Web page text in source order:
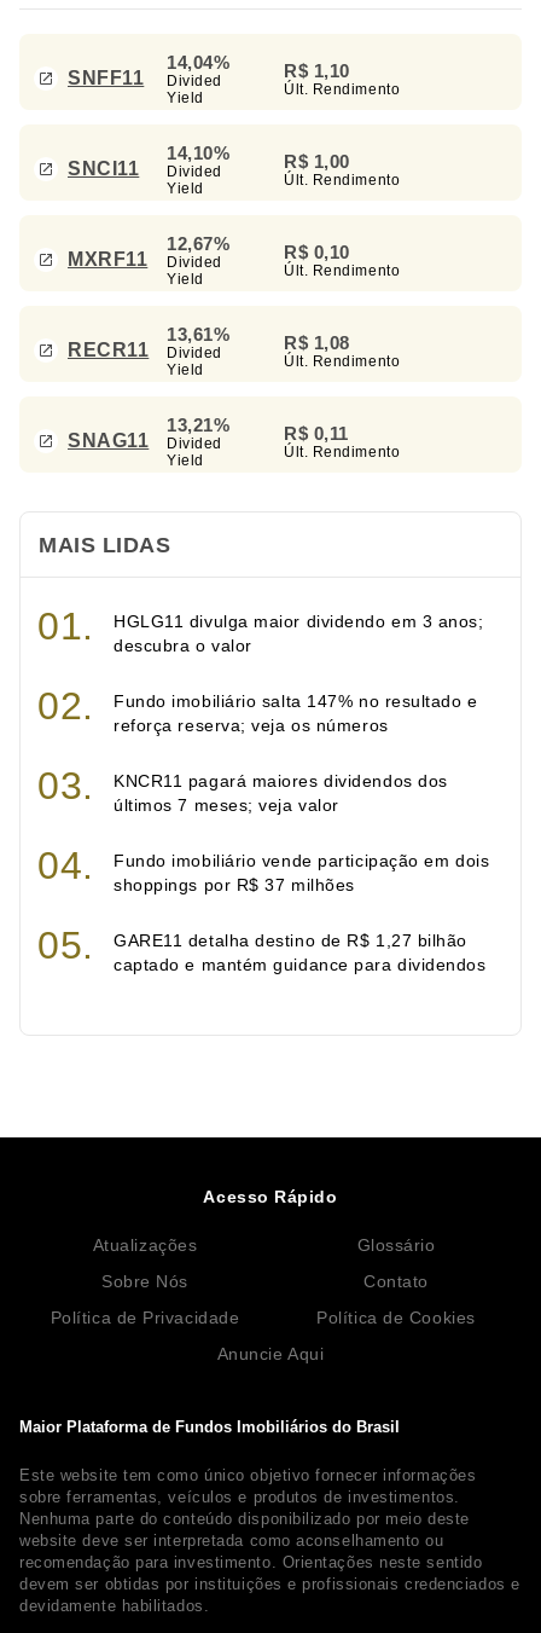
SNFF11
14,04%
Divided
Yield
R$ 1,10
Últ. Rendimento
SNCI11
14,10%
Divided
Yield
R$ 1,00
Últ. Rendimento
MXRF11
12,67%
Divided
Yield
R$ 0,10
Últ. Rendimento
RECR11
13,61%
Divided
Yield
R$ 1,08
Últ. Rendimento
SNAG11
13,21%
Divided
Yield
R$ 0,11
Últ. Rendimento
MAIS LIDAS
HGLG11 divulga maior dividendo em 3 anos;
descubra o valor
Fundo imobiliário salta 147% no resultado e
reforça reserva; veja os números
KNCR11 pagará maiores dividendos dos
últimos 7 meses; veja valor
Fundo imobiliário vende participação em dois
shoppings por R$ 37 milhões
GARE11 detalha destino de R$ 1,27 bilhão
captado e mantém guidance para dividendos
Maior Plataforma de Fundos Imobiliários do Brasil
Este website tem como único objetivo fornecer informações
sobre ferramentas, veículos e produtos de investimentos.
Nenhuma parte do conteúdo disponibilizado por meio deste
website deve ser interpretada como aconselhamento ou
recomendação para investimento. Orientações neste sentido
devem ser obtidas por instituições e profissionais credenciados e
devidamente habilitados.
Acesso Rápido
Atualizações
Glossário
Sobre Nós
Contato
Política de Privacidade
Política de Cookies
Anuncie Aqui